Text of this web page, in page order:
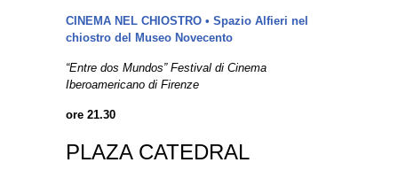
CINEMA NEL CHIOSTRO • Spazio Alfieri nel
chiostro del Museo Novecento
“Entre dos Mundos” Festival di Cinema
Iberoamericano di Firenze
ore 21.30
PLAZA CATEDRAL